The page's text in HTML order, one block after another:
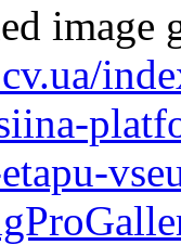
image